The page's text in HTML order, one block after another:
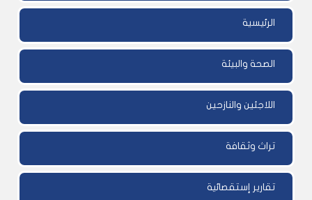
الرئيسية
الصحة والبيئة
اللاجئين والنازحين
تراث وثقافة
تقارير إستقصائية